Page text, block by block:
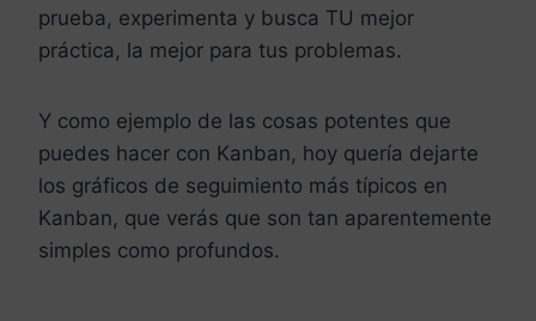
prueba, experimenta y busca TU mejor
práctica, la mejor para tus problemas.
Y como ejemplo de las cosas potentes que
puedes hacer con Kanban, hoy quería dejarte
los gráficos de seguimiento más típicos en
Kanban, que verás que son tan aparentemente
simples como profundos.